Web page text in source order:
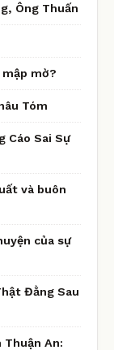
Ông Thuấn
mờ?
Tóm
Cáo Sai Sự
và buôn
của sự
Đằng Sau
Thuận An: